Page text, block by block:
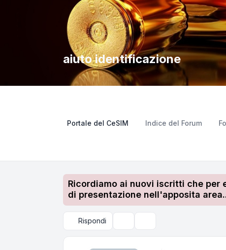
aiuto identificazione
Portale del CeSIM Indice del Forum
Ricordiamo ai nuovi iscritti che
di presentazione nell'apposita
Rispondi